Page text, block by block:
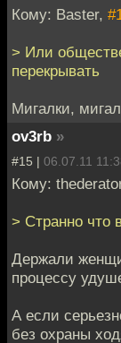
Кому: Baster,
> Или
перекрывать
Мигалки,
ov3rb »
#15 | 06.07.11
Кому:
> Странно что
Держали
процессу
А если
без охраны